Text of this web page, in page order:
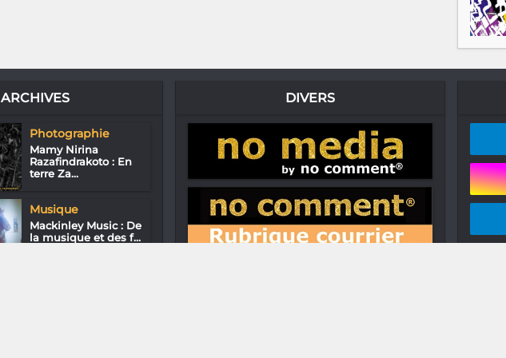
ARCHIVES
Photographie
Mamy Nirina
Razafindrakoto : En
terre Za...
Musique
Mackinley Music : De
la musique et des f...
DIVERS